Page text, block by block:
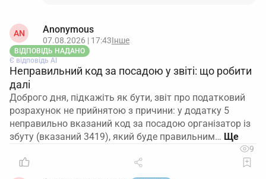
AN Anonymous
07.08.2026 | 17:43Інше
ВІДПОВІДЬ НАДАНО
Є відповідь АІ
Неправильний код за посадою у звіті: що робити
далі
Доброго дня, підкажіть як бути, звіт про податковий
розрахунок не прийнятою з причини: у додатку 5
неправильно вказаний код за посадою організатор із
збуту (вказаний 3419), який буде правильним…
9